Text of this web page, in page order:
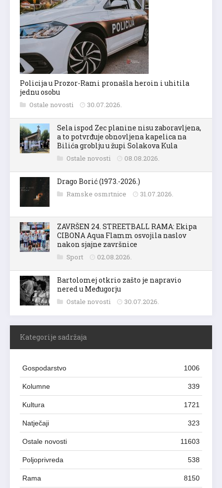
Policija u Prozor-Rami pronašla heroin i uhitila
jednu osobu
Ostale novosti 30.07.2026.
Sela ispod Zec planine nisu zaboravljena,
a to potvrđuje obnovljena kapelica na
Bilića groblju u župi Solakova Kula
Ostale novosti 08.08.2026.
Drago Borić (1973.-2026.)
Ramske osmrtnice 31.07.2026.
ZAVRŠEN 24. STREETBALL RAMA: Ekipa
CIBONA Aqua Flamm osvojila naslov
nakon sjajne završnice
Sport 02.08.2026.
Bartolomej otkrio zašto je napravio
nered u Međugorju
Ostale novosti 30.07.2026.
Kategorije sadržaja
Gospodarstvo 1006
Kolumne 339
Kultura 1721
Natječaji 323
Ostale novosti 11603
Poljoprivreda 538
Rama 8150